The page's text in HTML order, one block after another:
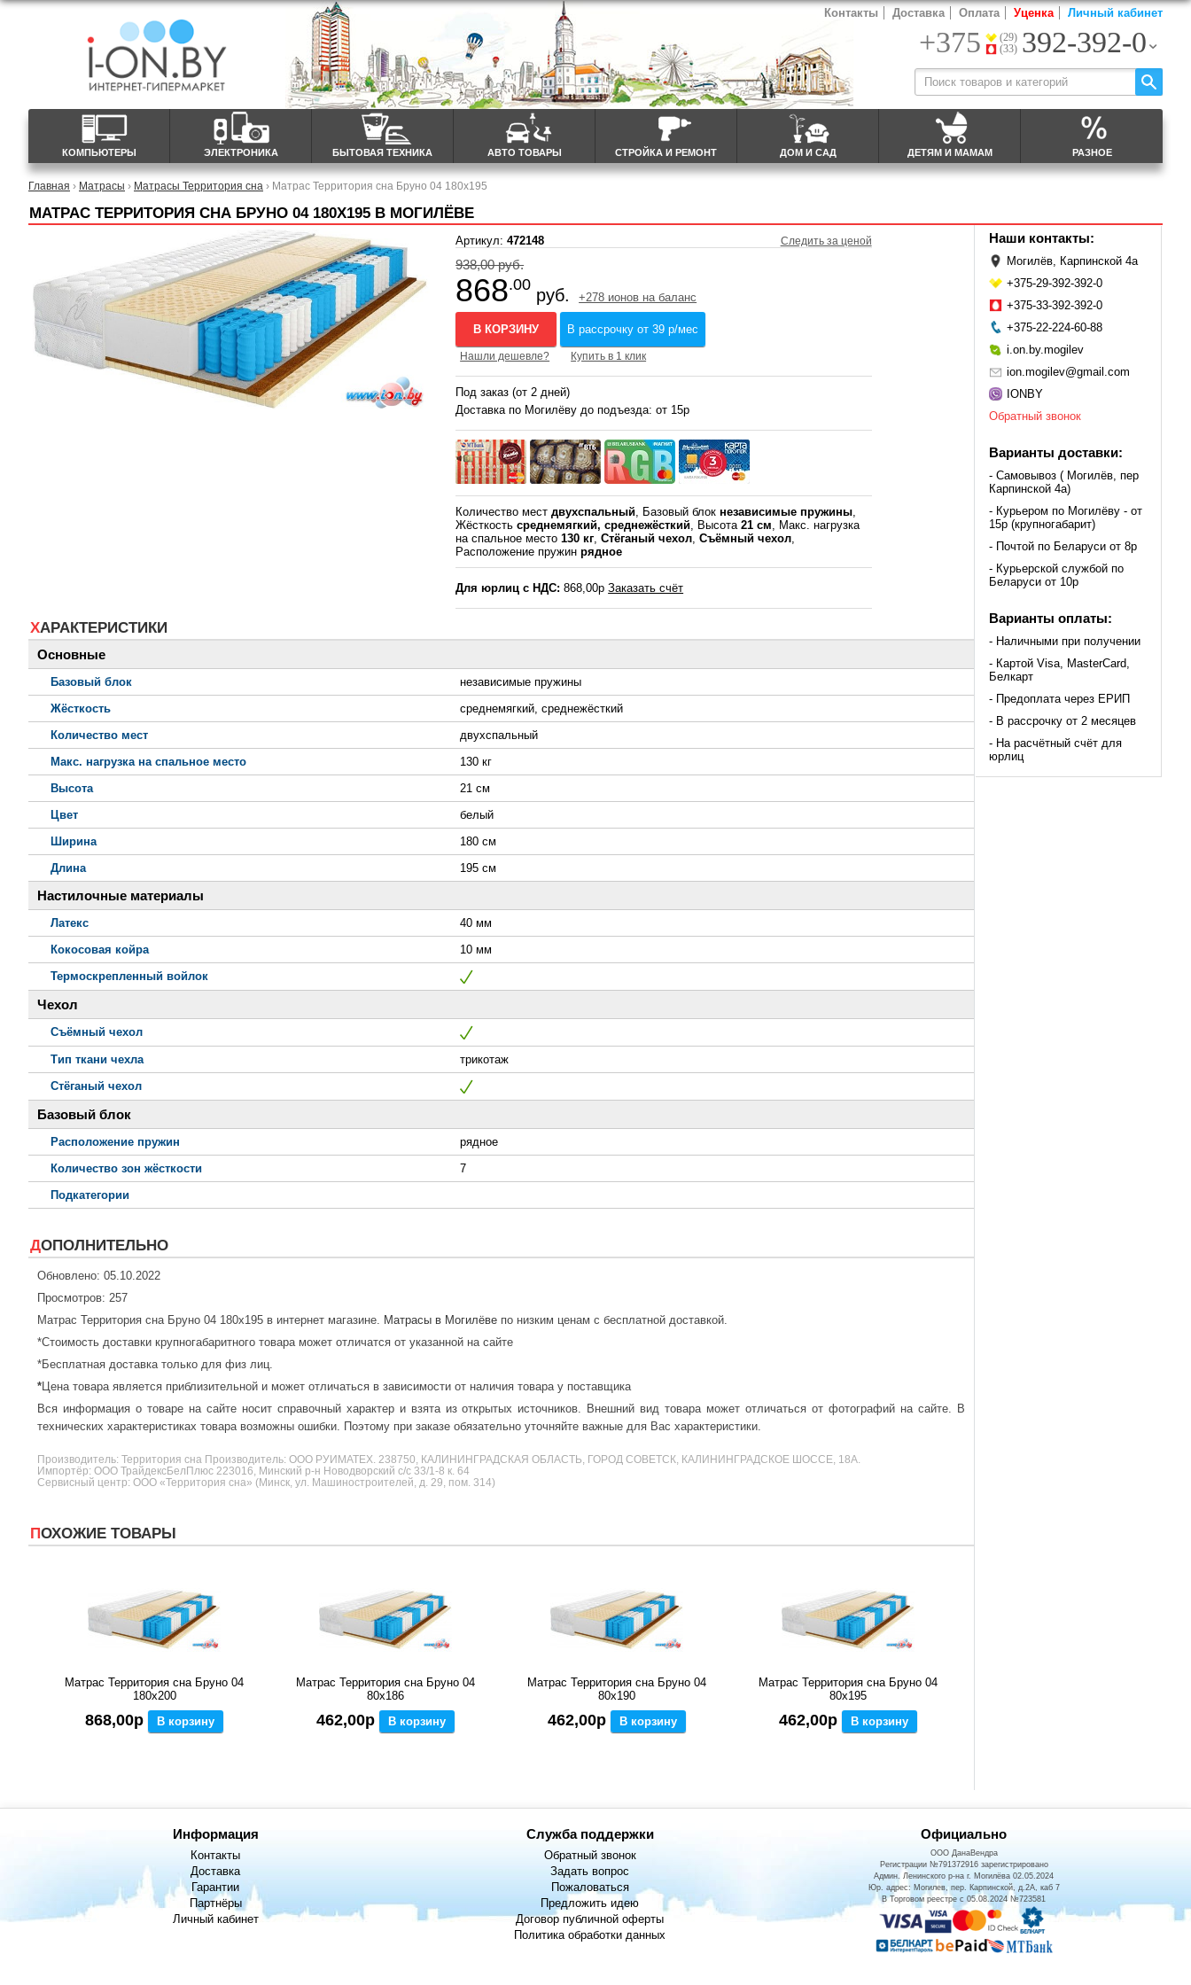
КОМПЬЮТЕРЫ ЭЛЕКТРОНИКА БЫТОВАЯ ТЕХНИКА АВТО ТОВАРЫ СТРОЙКА И РЕМОНТ ДОМ И САД ДЕТЯМ И МАМАМ РАЗНОЕ
Контакты Доставка Оплата Уценка Личный кабинет
+375
(29)
(33) 392-392-0
Главная › Матрасы › Матрасы Территория сна › Матрас Территория сна Бруно 04 180x195
МАТРАС ТЕРРИТОРИЯ СНА БРУНО 04 180X195 В МОГИЛЁВЕ
Артикул:472148 Следить за ценой
938,00 руб.
868.00
руб. +278 ионов на баланс
В КОРЗИНУ В рассрочку от 39 р/мес
Нашли дешевле? Купить в 1 клик
Под заказ (от 2 дней)
Доставка по Могилёву до подъезда: от 15р
Количество местдвухспальный, Базовый блокнезависимые пружины,
Жёсткостьсреднемягкий, среднежёсткий, Высота21 см, Макс. нагрузка
на спальное место130 кг,Стёганый чехол,Съёмный чехол,
Расположение пружинрядное
Для юрлиц с НДС: 868,00рЗаказать счёт
ХАРАКТЕРИСТИКИ
Основные
Базовый блок
независимые пружины
Жёсткость
среднемягкий, среднежёсткий
Количество мест
двухспальный
Макс. нагрузка на спальное место
130 кг
Высота
21 см
Цвет
белый
Ширина
180 см
Длина
195 см
Настилочные материалы
Латекс
40 мм
Кокосовая койра
10 мм
Термоскрепленный войлок
Чехол
Съёмный чехол
Тип ткани чехла
трикотаж
Стёганый чехол
Базовый блок
Расположение пружин
рядное
Количество зон жёсткости
7
Подкатегории
ДОПОЛНИТЕЛЬНО
Обновлено: 05.10.2022
Просмотров: 257
Матрас Территория сна Бруно 04 180x195 в интернет магазине. Матрасы в Могилёве по низким ценам с бесплатной доставкой.
*Стоимость доставки крупногабаритного товара может отличатся от указанной на сайте
*Бесплатная доставка только для физ лиц.
*Цена товара является приблизительной и может отличаться в зависимости от наличия товара у поставщика
Вся информация о товаре на сайте носит справочный характер и взята из открытых источников. Внешний вид товара может отличаться от фотографий на сайте. В
технических характеристиках товара возможны ошибки. Поэтому при заказе обязательно уточняйте важные для Вас характеристики.
Производитель: Территория сна Производитель: ООО РУИМАТЕХ. 238750, КАЛИНИНГРАДСКАЯ ОБЛАСТЬ, ГОРОД СОВЕТСК, КАЛИНИНГРАДСКОЕ ШОССЕ, 18А.
Импортёр: ООО ТрайдексБелПлюс 223016, Минский р-н Новодворский с/с 33/1-8 к. 64
Сервисный центр: ООО «Территория сна» (Минск, ул. Машиностроителей, д. 29, пом. 314)
ПОХОЖИЕ ТОВАРЫ
Матрас Территория сна Бруно 04
180x200
868,00р В корзину
Матрас Территория сна Бруно 04
80x186
462,00р В корзину
Матрас Территория сна Бруно 04
80x190
462,00р В корзину
Матрас Территория сна Бруно 04
80x195
462,00р В корзину
Наши контакты:
Могилёв, Карпинской 4а
+375-29-392-392-0
+375-33-392-392-0
+375-22-224-60-88
i.on.by.mogilev
ion.mogilev@gmail.com
IONBY
Обратный звонок
Варианты доставки:
- Самовывоз ( Могилёв, пер
Карпинской 4а)
- Курьером по Могилёву - от
15р (крупногабарит)
- Почтой по Беларуси от 8р
- Курьерской службой по
Беларуси от 10р
Варианты оплаты:
- Наличными при получении
- Картой Visa, MasterCard,
Белкарт
- Предоплата через ЕРИП
- В рассрочку от 2 месяцев
- На расчётный счёт для
юрлиц
Информация
Контакты
Доставка
Гарантии
Партнёры
Личный кабинет
Служба поддержки
Обратный звонок
Задать вопрос
Пожаловаться
Предложить идею
Договор публичной оферты
Политика обработки данных
Официально
ООО ДанаВендра
Регистрации №791372916 зарегистрировано
Админ. Ленинского р-на г. Могилёва 02.05.2024
Юр. адрес: Могилев, пер. Карпинской, д.2А, каб 7
В Торговом реестре с 05.08.2024 №723581